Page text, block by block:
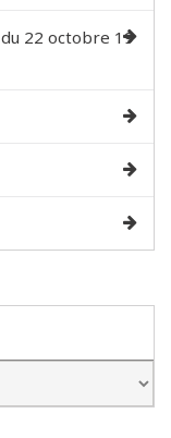
22 octobre 19